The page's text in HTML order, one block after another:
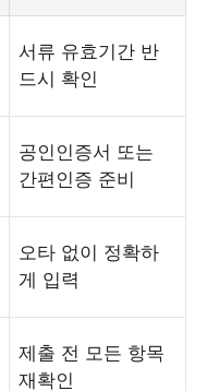
서류 유효기간 반
드시 확인
공인인증서 또는
간편인증 준비
오타 없이 정확하
게 입력
제출 전 모든 항목
재확인